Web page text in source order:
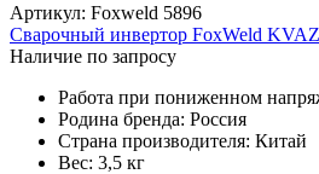
Артикул: Foxweld 5896
Сварочный инвертор FoxWeld
Наличие по запросу
Работа при пониженном
Родина бренда: Россия
Страна производителя: Китай
Вес: 3,5 кг